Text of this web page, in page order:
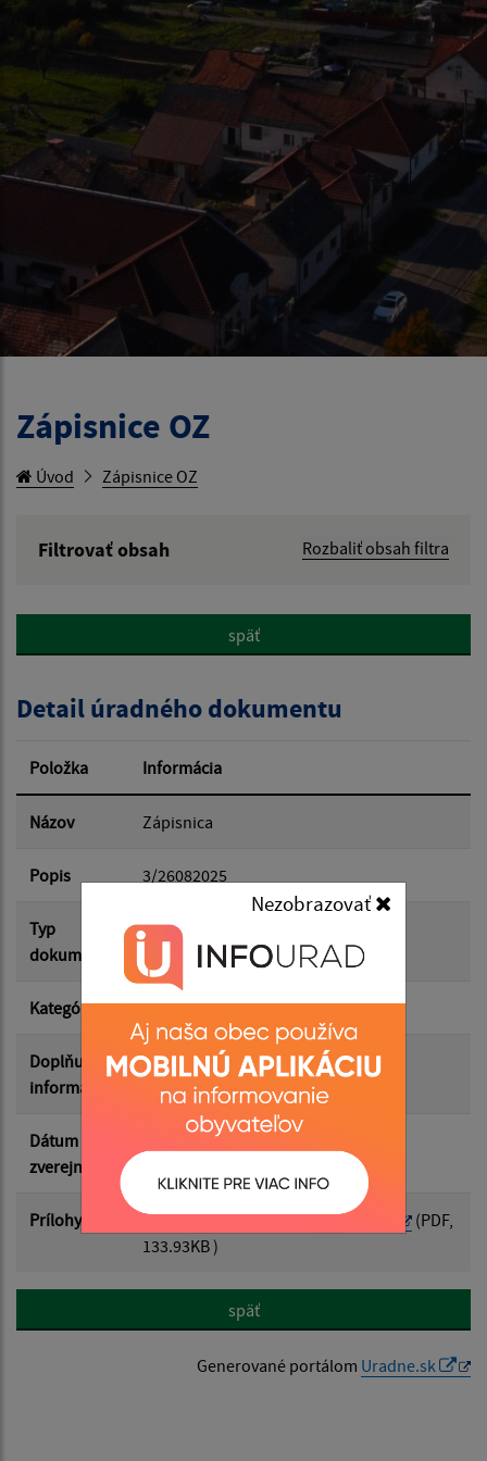
Nezobrazovať
Zápisnice OZ
Úvod Zápisnice OZ
Filtrovať obsah Rozbaliť obsah filtra
Popis:
Dátum zverejnenia od:
Dátum zverejnenia do:
Reset
späť
Detail úradného dokumentu
Položka Informácia
Názov Zápisnica
Popis 3/26082025
Typ
dokumentu
Zasadnutia OZ
Kategória Zápisnice OZ
Doplňujúce
informácie
Dátum
zverejnenia
03.09.2025
Prílohy oz_-_3.zasadnutie_-_26082025.pdf
(PDF,
133.93KB )
späť
Generované portálom Uradne.sk